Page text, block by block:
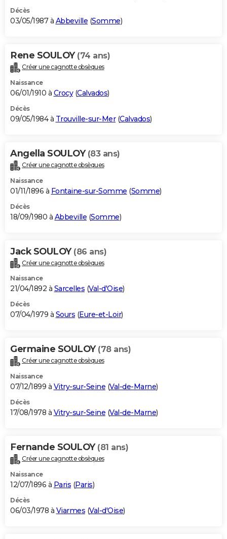
Décès
03/05/1987 à Abbeville (Somme)
Rene SOULOY (74 ans)
Créer une cagnotte obsèques
Naissance
06/01/1910 à Crocy(Calvados)
Décès
09/05/1984 à Trouville-sur-Mer(Calvados)
Angella SOULOY (83 ans)
Créer une cagnotte obsèques
Naissance
01/11/1896 à Fontaine-sur-Somme (Somme)
Décès
18/09/1980 à Abbeville (Somme)
Jack SOULOY (86 ans)
Créer une cagnotte obsèques
Naissance
21/04/1892 à Sarcelles (Val-d'Oise)
Décès
07/04/1979 à Sours (Eure-et-Loir)
Germaine SOULOY (78 ans)
Créer une cagnotte obsèques
Naissance
07/12/1899 à Vitry-sur-Seine (Val-de-Marne)
Décès
17/08/1978 à Vitry-sur-Seine (Val-de-Marne)
Fernande SOULOY (81 ans)
Créer une cagnotte obsèques
Naissance
12/07/1896 à Paris (Paris)
Décès
06/03/1978 à Viarmes (Val-d'Oise)